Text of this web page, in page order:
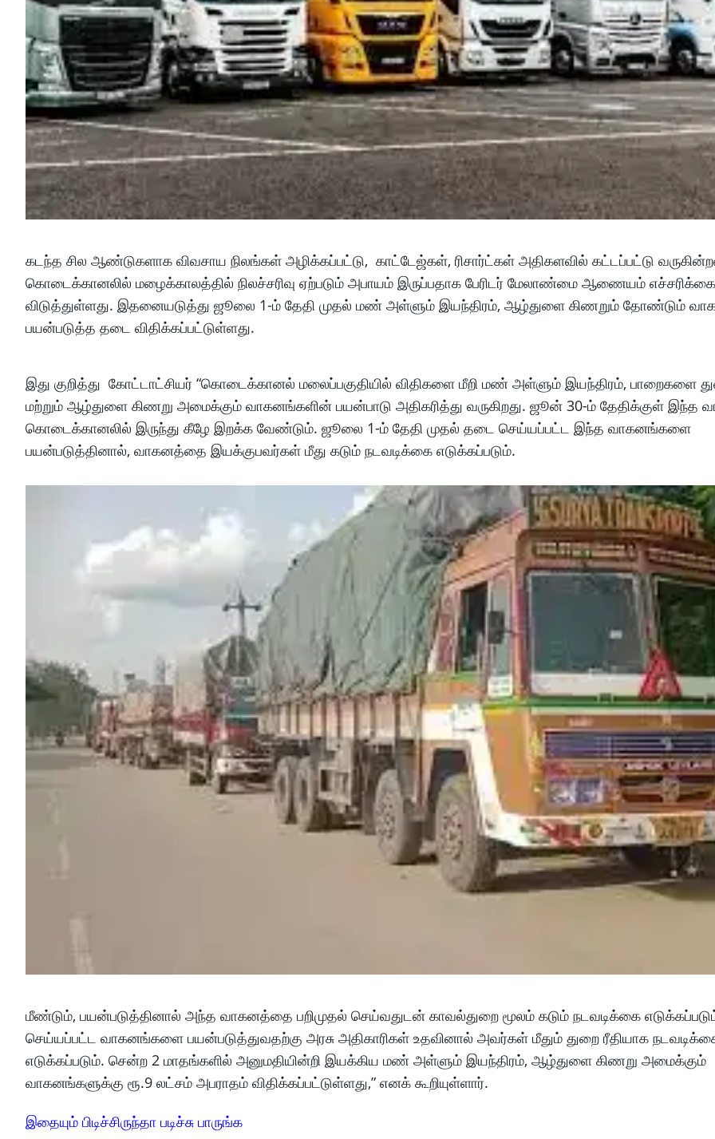
கடந்த சில ஆண்டுகளாக விவசாய நிலங்கள் அழிக்கப்பட்டு, காட்டேஜ்கள், ரிசார்ட்கள் அதிகளவில் கட்டப்பட்டு
கொடைக்கானலில் மழைக்காலத்தில் நிலச்சரிவு ஏற்படும் அபாயம் இருப்பதாக பேரிடர் மேலாண்மை ஆணையம் எச்சரிக்கை
விடுத்துள்ளது. இதனையடுத்து ஜூலை 1-ம் தேதி முதல் மண் அள்ளும் இயந்திரம், ஆழ்துளை கிணறும் தோண்டும்
பயன்படுத்த தடை விதிக்கப்பட்டுள்ளது.
இது குறித்து கோட்டாட்சியர் “கொடைக்கானல் மலைப்பகுதியில் விதிகளை மீறி மண் அள்ளும் இயந்திரம், பாறைகளை
மற்றும் ஆழ்துளை கிணறு அமைக்கும் வாகனங்களின் பயன்பாடு அதிகரித்து வருகிறது. ஜூன் 30-ம் தேதிக்குள்
கொடைக்கானலில் இருந்து கீழே இறக்க வேண்டும். ஜூலை 1-ம் தேதி முதல் தடை செய்யப்பட்ட இந்த வாகனங்களை
பயன்படுத்தினால், வாகனத்தை இயக்குபவர்கள் மீது கடும் நடவடிக்கை எடுக்கப்படும்.
மீண்டும், பயன்படுத்தினால் அந்த வாகனத்தை பறிமுதல் செய்வதுடன் காவல்துறை மூலம் கடும் நடவடிக்கை
செய்யப்பட்ட வாகனங்களை பயன்படுத்துவதற்கு அரசு அதிகாரிகள் உதவினால் அவர்கள் மீதும் துறை ரீதியாக
எடுக்கப்படும். சென்ற 2 மாதங்களில் அனுமதியின்றி இயக்கிய மண் அள்ளும் இயந்திரம், ஆழ்துளை கிணறு அமைக்கும்
வாகனங்களுக்கு ரூ.9 லட்சம் அபராதம் விதிக்கப்பட்டுள்ளது,” எனக் கூறியுள்ளார்.
இதையும் பிடிச்சிருந்தா படிச்சு பாருங்க